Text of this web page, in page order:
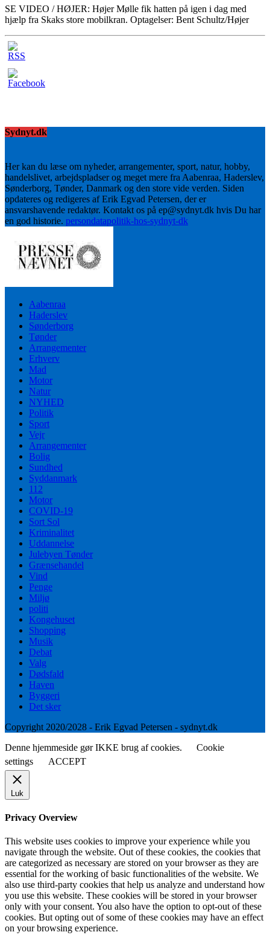
SE VIDEO / HØJER: Højer Mølle fik hatten på igen i dag med
hjælp fra Skaks store mobilkran. Optagelser: Bent Schultz/Højer
Sydnyt.dk
Her kan du læse om nyheder, arrangementer, sport, natur, hobby,
handelslivet, arbejdspladser og meget mere fra Aabenraa, Haderslev,
Sønderborg, Tønder, Danmark og den store vide verden. Siden
opdateres og redigeres af Erik Egvad Petersen, der er
ansvarshavende redaktør. Kontakt os på ep@sydnyt.dk hvis Du har
en god historie. persondatapolitik-hos-sydnyt-dk
Aabenraa
Haderslev
Sønderborg
Tønder
Arrangementer
Erhverv
Mad
Motor
Natur
NYHED
Politik
Sport
Vejr
Arrangementer
Bolig
Sundhed
Syddanmark
112
Motor
COVID-19
Sort Sol
Kriminalitet
Uddannelse
Julebyen Tønder
Grænsehandel
Vind
Penge
Miljø
politi
Kongehuset
Shopping
Musik
Debat
Valg
Dødsfald
Haven
Byggeri
Det sker
Copyright 2020/2028 - Erik Egvad Petersen - sydnyt.dk
Denne hjemmeside gør IKKE brug af cookies.
Cookie
settings
ACCEPT
Luk
Privacy Overview
This website uses cookies to improve your experience while you
navigate through the website. Out of these cookies, the cookies that
are categorized as necessary are stored on your browser as they are
essential for the working of basic functionalities of the website. We
also use third-party cookies that help us analyze and understand how
you use this website. These cookies will be stored in your browser
only with your consent. You also have the option to opt-out of these
cookies. But opting out of some of these cookies may have an effect
on your browsing experience.